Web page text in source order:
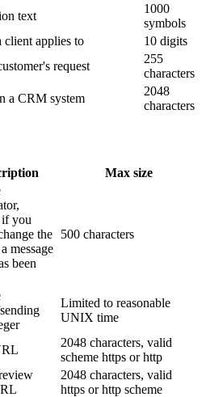
text
1000
symbols
client applies to
10 digits
request
255
characters
a CRM system
2048
characters
Max size
if you
the
message
been
500 characters
Limited to reasonable
UNIX time
2048 characters, valid
scheme https or http
2048 characters, valid
https or http scheme